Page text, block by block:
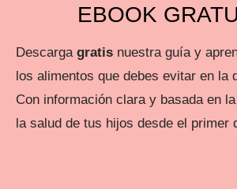
EBOOK
Descarga gratis nuestra guía y
los alimentos que debes evitar en la
Con información clara y basada en
la salud de tus hijos desde el primer